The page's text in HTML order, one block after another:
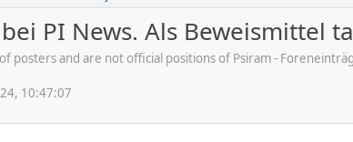
PI News. Als Beweismittel
posters and are not official positions of Psiram -
10:47:07